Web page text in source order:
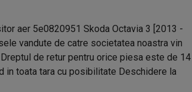
aer 5e0820951 Skoda Octavia 3 [2013 -
vandute de catre societatea noastra vin
de retur pentru orice piesa este de 14
in toata tara cu posibilitate Deschidere la